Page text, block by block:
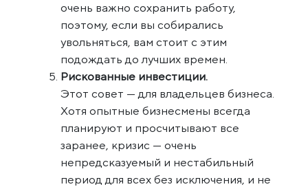
очень важно сохранить работу,
поэтому, если вы собирались
увольняться, вам стоит с этим
подождать до лучших времен.
Рискованные инвестиции.
Этот совет — для владельцев бизнеса.
Хотя опытные бизнесмены всегда
планируют и просчитывают все
заранее, кризис — очень
непредсказуемый и нестабильный
период для всех без исключения, и не